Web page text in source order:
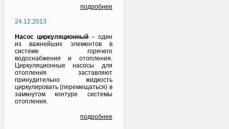
подробнее
24.12.2013
Насос циркуляционный – один
из важнейших элементов в
системе горячего
водоснабжения и отопления.
Циркуляционные насосы для
отопления заставляют
принудительно жидкость
циркулировать (перемещаться) в
замкнутом контуре системы
отопления.
подробнее